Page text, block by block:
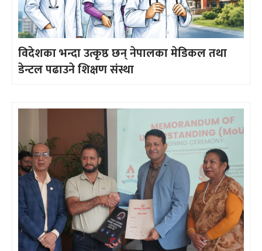
विदेशका भन्दा उत्कृष्ठ छन् नेपालका मेडिकल तथा
डेन्टल पढाउने शिक्षण संस्था